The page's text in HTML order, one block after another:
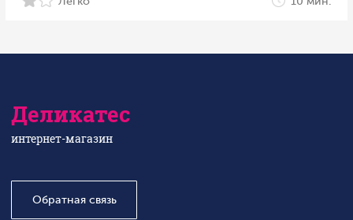
Деликатес
интернет-магазин
Обратная связь